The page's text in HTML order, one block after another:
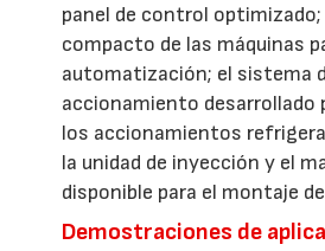
panel de control optimizado;
compacto de las máquinas
automatización; el sistema
accionamiento desarrollado
los accionamientos
la unidad de inyección y el
disponible para el montaje
Demostraciones de